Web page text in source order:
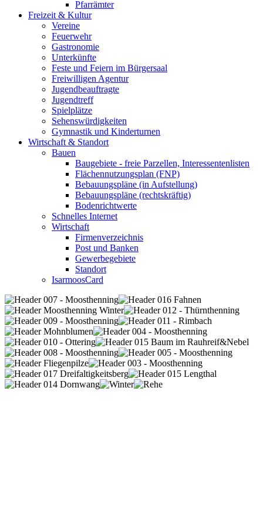
Pfarrämter
Freizeit & Kultur
Vereine
Feuerwehr
Gastronomie
Unterkünfte
Feste und Feiern im Bürgersaal
Freiwilligen Agentur
Jugendbeauftragte
Jugendtreff
Spielplätze
Sehenswürdigkeiten
Gymnastik und Kinderturnen
Wirtschaft & Standort
Bauen
Baugebiete - freie Parzellen, Interessentenlisten
Flächennutzungsplan (FNP)
Bebauungspläne (in Aufstellung)
Bebauungspläne (rechtskräftig)
Bodenrichtwerte
Schnelles Internet
Wirtschaft
Firmenverzeichnis
Post und Banken
Gewerbegebiete
Standort
IsarmoosCard